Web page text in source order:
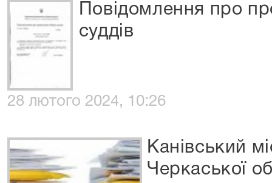
Повідомлення про
суддів
28 лютого 2024, 10:26
Канівський
Черкаської